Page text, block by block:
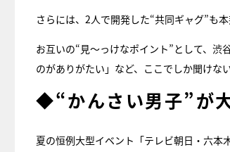
さらには、2人で開発した“共同ギャグ”も
お互いの“見～っけなポイント”として、
のがありがたい」など、ここでしか聞けな
◆“かんさい男子”が
夏の恒例大型イベント「テレビ朝日・六本